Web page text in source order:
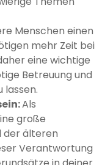
Menschen einen
mehr Zeit bei
eine wichtige
Betreuung und
lassen.
Als
große
der älteren
Verantwortung